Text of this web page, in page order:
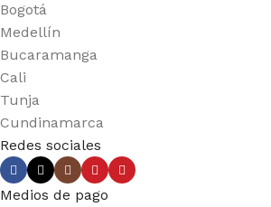
Bogotá
Medellín
Bucaramanga
Cali
Tunja
Cundinamarca
Redes sociales
Medios de pago